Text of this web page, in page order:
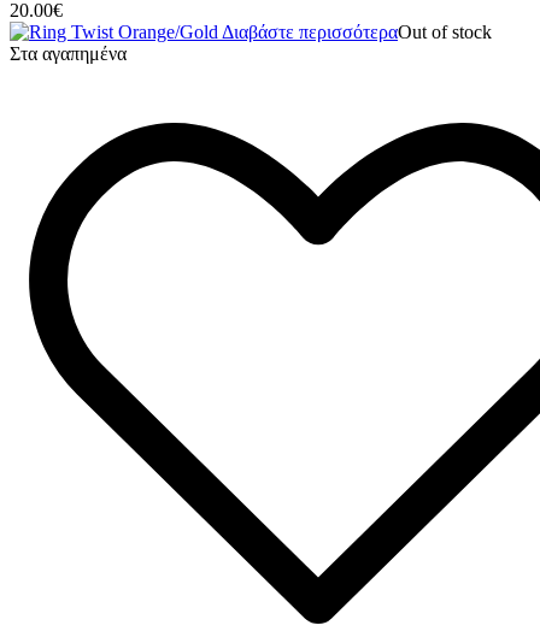
20.00€
Διαβάστε περισσότεραOut of stock
Στα αγαπημένα